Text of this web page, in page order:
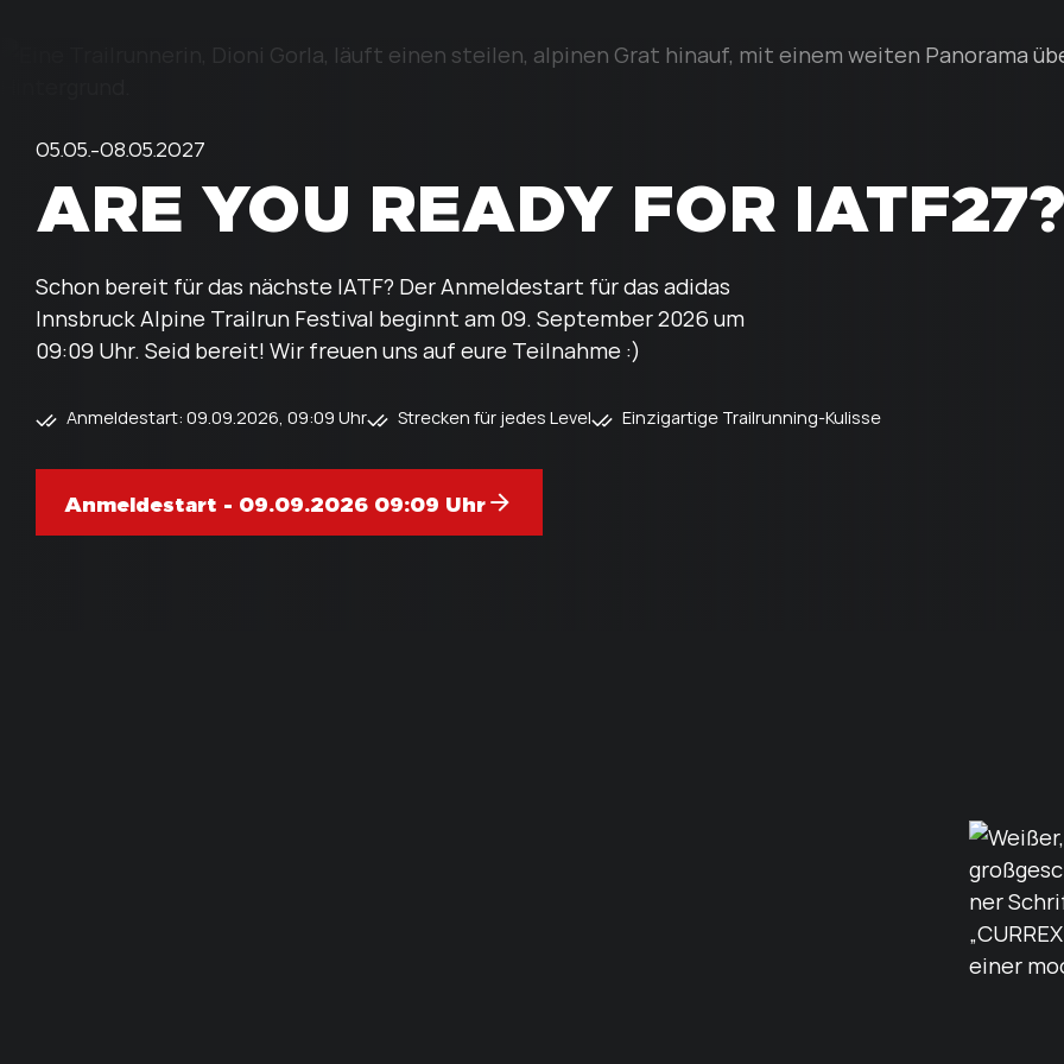
05.05.-08.05.2027
ARE YOU READY FOR
Schon bereit für das nächste IATF? Der Anmeldestart für das adidas
Innsbruck Alpine Trailrun Festival beginnt am 09. September 2026 um
09:09 Uhr. Seid bereit! Wir freuen uns auf eure Teilnahme :)
Anmeldestart: 09.09.2026, 09:09 Uhr Strecken für jedes Level Einzigartige Trailrunning-Kulisse
Anmeldestart - 09.09.2026 09:09 Uhr